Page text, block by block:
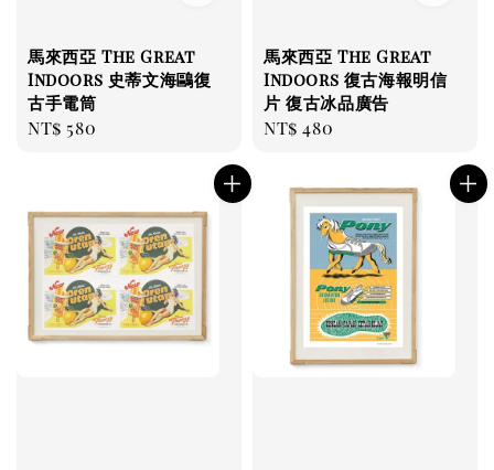
馬來西亞 The Great
Indoors 史蒂文海鷗復
古手電筒
Regular
NT$ 580
馬來西亞 The Great
Indoors 復古海報明信
片 復古冰品廣告
Regular
NT$ 480